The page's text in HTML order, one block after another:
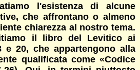
l'esistenza di alcune
che affrontano o almeno
chiarezza al nostro tema.
il libro del Levitico ai
e 20, che appartengono alla
qualificata come «Codice